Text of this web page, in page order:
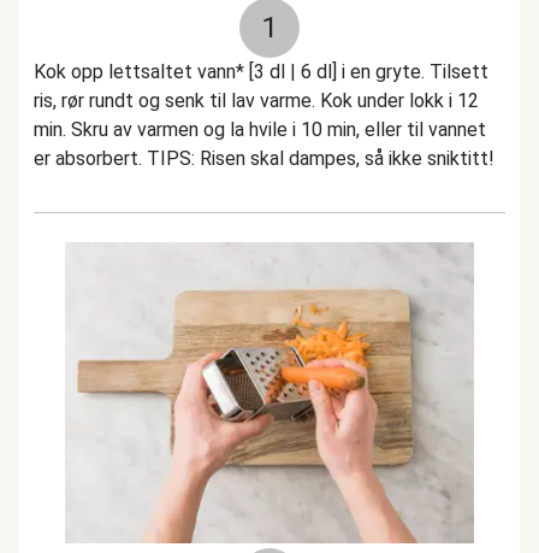
1
Kok opp lettsaltet vann* [3 dl | 6 dl] i en gryte. Tilsett
ris, rør rundt og senk til lav varme. Kok under lokk i 12
min. Skru av varmen og la hvile i 10 min, eller til vannet
er absorbert. TIPS: Risen skal dampes, så ikke sniktitt!